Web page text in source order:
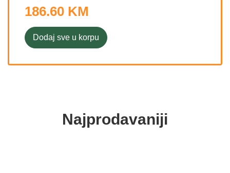
186.60 KM
Dodaj sve u korpu
Najprodavaniji